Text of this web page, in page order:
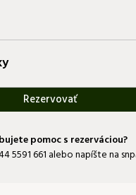
Rezervovať
pomoc s rezerváciou?
5591 661 alebo napíšte na